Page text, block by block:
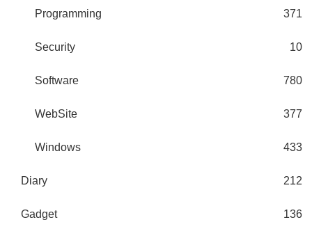
Programming 371
Security 10
Software 780
WebSite 377
Windows 433
Diary 212
Gadget 136